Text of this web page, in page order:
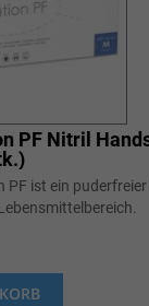
PF Nitril
PF ist ein